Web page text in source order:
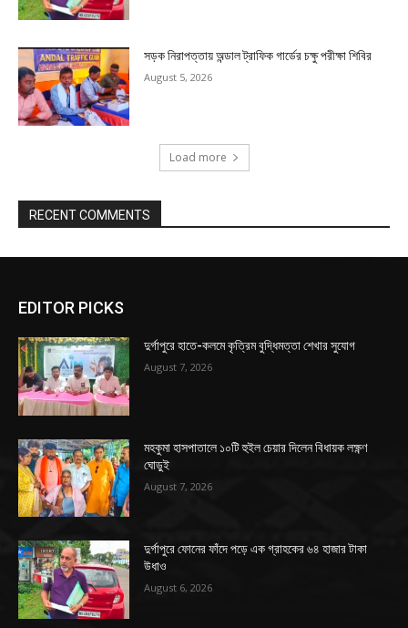
সড়ক নিরাপত্তায় অন্ডাল ট্রাফিক গার্ডের চক্ষু পরীক্ষা শিবির
August 5, 2026
Load more
RECENT COMMENTS
EDITOR PICKS
দুর্গাপুরে হাতে-কলমে কৃত্রিম বুদ্ধিমত্তা শেখার সুযোগ
August 7, 2026
মহকুমা হাসপাতালে ১০টি হুইল চেয়ার দিলেন বিধায়ক লক্ষ্ণণ
ঘোড়ুই
August 7, 2026
দুর্গাপুরে ফোনের ফাঁদে পড়ে এক গ্রাহকের ৬৪ হাজার টাকা
উধাও
August 6, 2026